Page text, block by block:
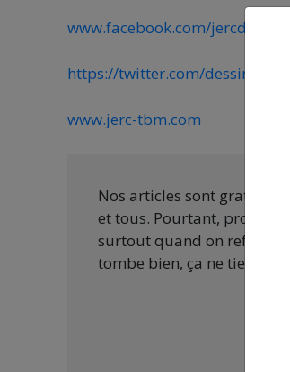
www.facebook.com/jercdessin
https://twitter.com/
www.jerc-tbm.com
Nos articles sont gratuits
et tous. Pourtant, produire
surtout quand on refuse
tombe bien, ça ne tient qu’à